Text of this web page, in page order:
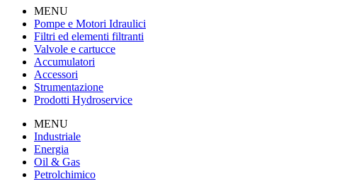
MENU
Pompe e Motori Idraulici
Filtri ed elementi filtranti
Valvole e cartucce
Accumulatori
Accessori
Strumentazione
Prodotti Hydroservice
MENU
Industriale
Energia
Oil & Gas
Petrolchimico